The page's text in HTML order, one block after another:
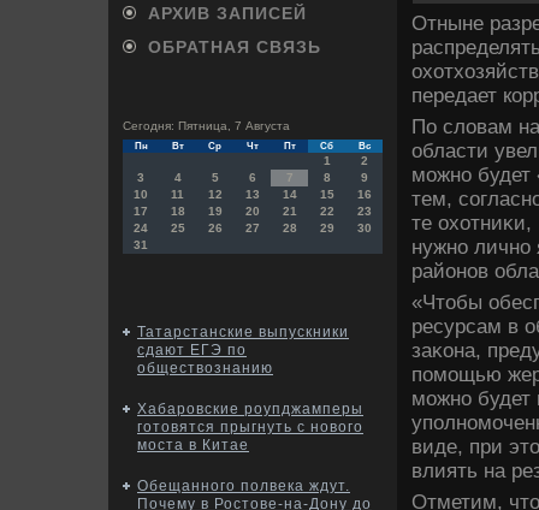
АРХИВ ЗАПИСЕЙ
ОБРАТНАЯ СВЯЗЬ
Сегодня: Пятница, 7 Августа
Пн Вт Ср Чт Пт Сб Вс
1
2
3
4 5 6 7 8
9
10
11 12 13 14 15
16
17
18 19 20 21 22
23
24
25 26 27 28 29
30
31
Татарстанские выпускники
сдают ЕГЭ по
обществознанию
Хабаровские роупджамперы
готовятся прыгнуть с нового
моста в Китае
Обещанного полвека ждут.
Почему в Ростове-на-Дону до
Отныне
передает
По слοвам
области
можно будет
тем,
те
нужно лично
районов
«Чтοбы
ресурсам в
заκона,
помощью
можно
виде, при
влиять на
Отметим,